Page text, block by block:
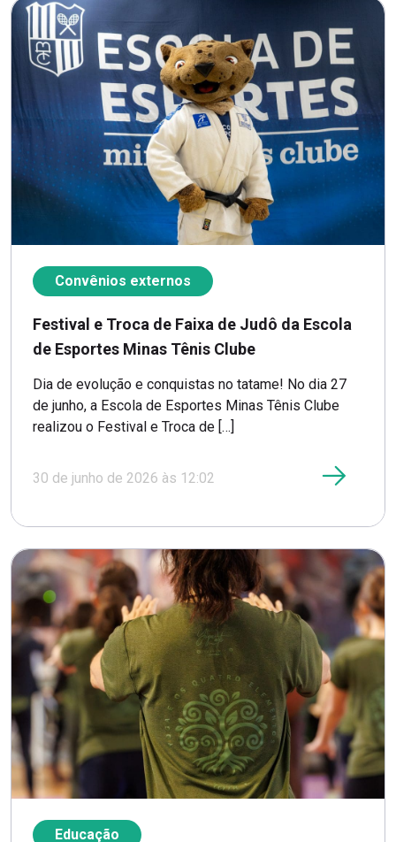
Convênios externos
Festival e Troca de Faixa de Judô da Escola
de Esportes Minas Tênis Clube
Dia de evolução e conquistas no tatame! No dia 27
de junho, a Escola de Esportes Minas Tênis Clube
realizou o Festival e Troca de […]
30 de junho de 2026 às 12:02
Educação